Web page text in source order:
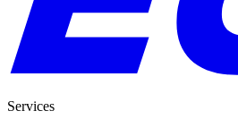
Services